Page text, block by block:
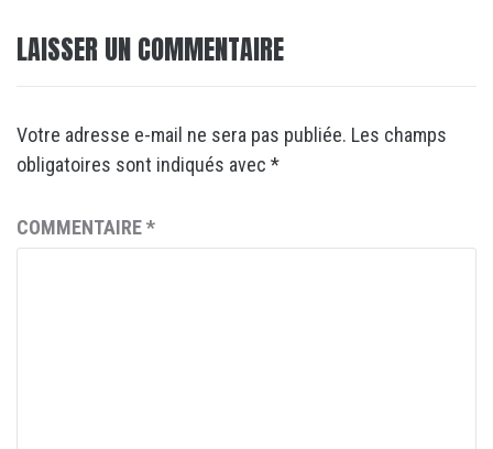
LAISSER UN COMMENTAIRE
Votre adresse e-mail ne sera pas publiée. Les champs
obligatoires sont indiqués avec *
COMMENTAIRE*